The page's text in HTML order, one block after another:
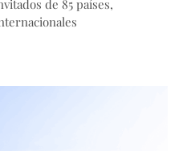
de 85 países,